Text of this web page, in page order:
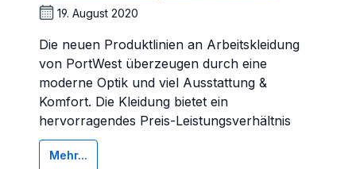
19. August 2020
Die neuen Produktlinien an Arbeitskleidung
von PortWest überzeugen durch eine
moderne Optik und viel Ausstattung &
Komfort. Die Kleidung bietet ein
hervorragendes Preis-Leistungsverhältnis
Mehr...